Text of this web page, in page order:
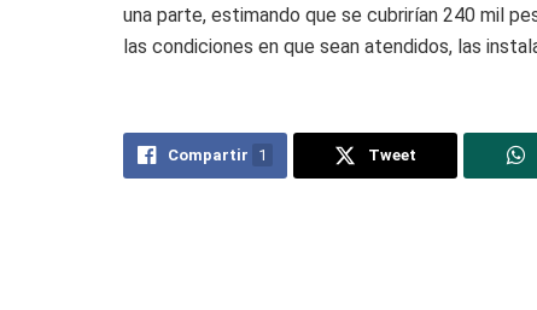
una parte, estimando que se cubrirían 240 mil
las condiciones en que sean atendidos, las
Compartir 1 Tweet